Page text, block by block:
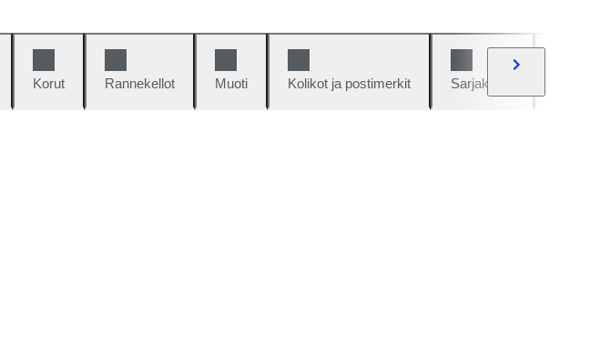
Korut Rannekellot Muoti Kolikot ja postimerkit Sarjakuvat